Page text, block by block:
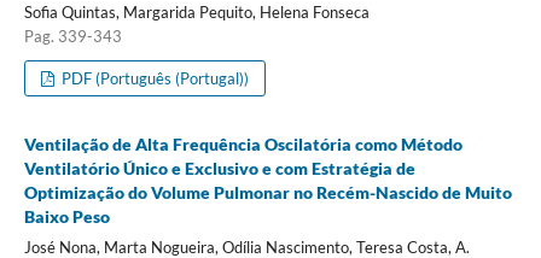
Sofia Quintas, Margarida Pequito, Helena Fonseca
Pag. 339-343
PDF (Português (Portugal))
Ventilação de Alta Frequência Oscilatória como Método
Ventilatório Único e Exclusivo e com Estratégia de
Optimização do Volume Pulmonar no Recém-Nascido de Muito
Baixo Peso
José Nona, Marta Nogueira, Odília Nascimento, Teresa Costa, A.